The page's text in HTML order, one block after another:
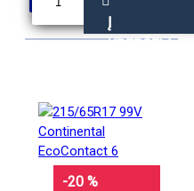
Į
KREPŠELĮ
-20 %